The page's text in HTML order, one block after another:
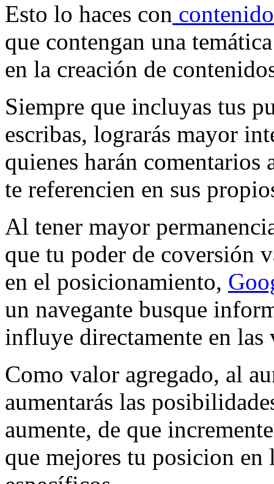
Esto lo haces con
que contengan una
en la creación de
Siempre que incluyas tus
escribas, lograrás mayor
quienes harán comentarios
te referencien en sus
Al tener mayor
que tu poder de coversión
en el posicionamiento,
un navegante busque
influye directamente en las
Como valor agregado, al
aumentarás las
aumente, de que
que mejores tu posicion en